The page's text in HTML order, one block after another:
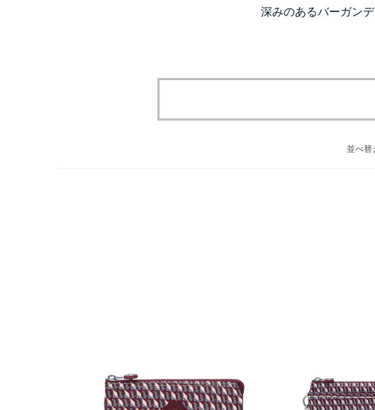
深みのあるバーガン
並べ替